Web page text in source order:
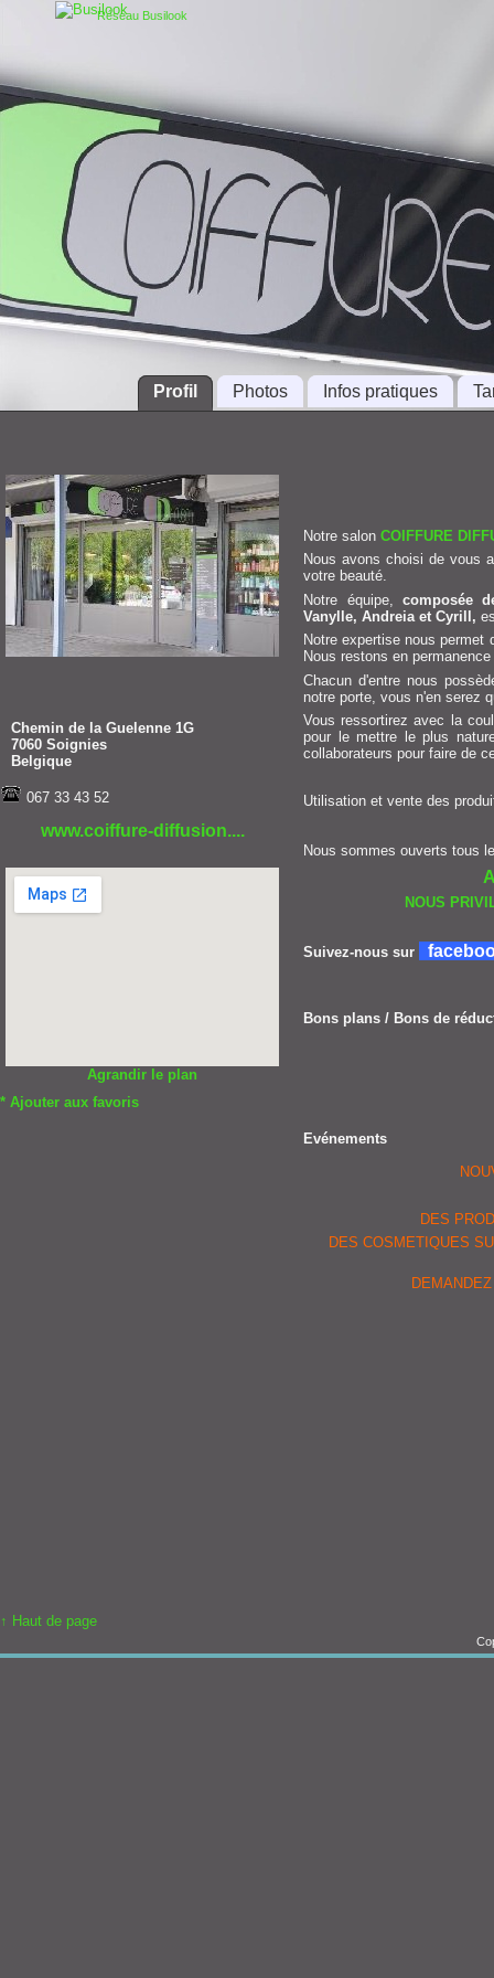
Réseau Busilook
Profil Photos Infos pratiques
Chemin de la Guelenne 1G
7060 Soignies
Belgique
067 33 43 52
www.coiffure-diffusion....
Agrandir le plan
* Ajouter aux favoris
Notre salon COIFFURE
Nous avons choisi de vous
votre beauté.
Notre équipe, composée
Vanylle, Andreia et Cyrill,
Notre expertise nous
Nous restons en
Chacun d'entre nous
notre porte, vous n'en serez
Vous ressortirez avec la
pour le mettre le plus
collaborateurs pour faire de
Utilisation et vente des
Nous sommes ouverts tous
NOUS
Suivez-nous sur
Bons plans / Bons de
Evénements
DES
DES COSMETIQUES
↑ Haut de page